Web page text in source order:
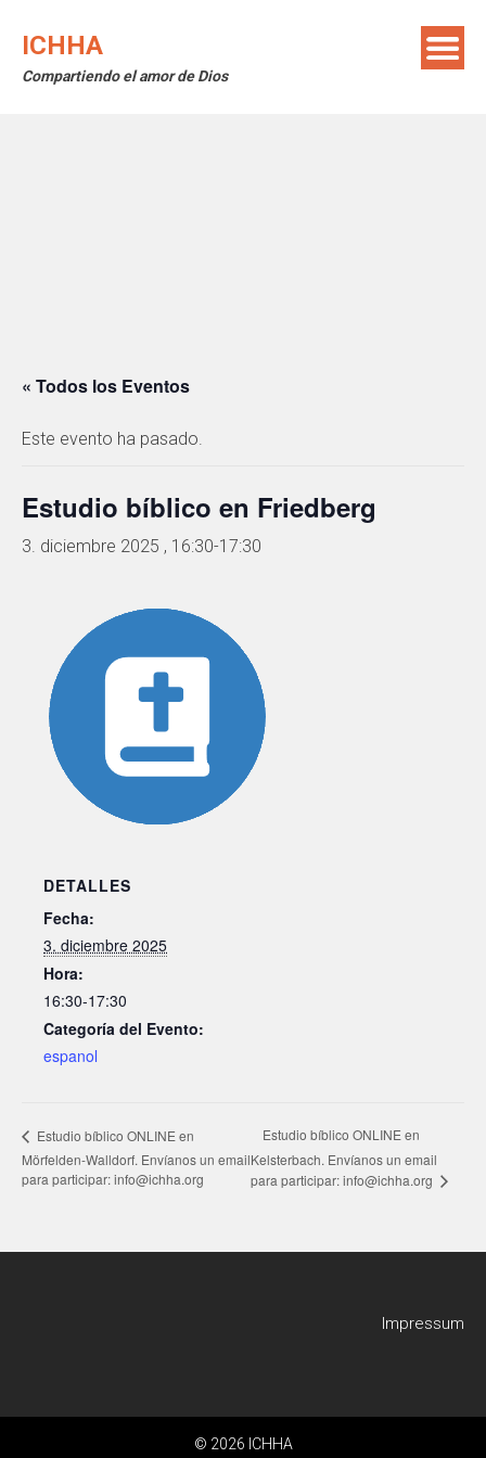
ICHHA
Compartiendo el amor de Dios
« Todos los Eventos
Este evento ha pasado.
Estudio bíblico en Friedberg
3. diciembre 2025 , 16:30-17:30
DETALLES
Fecha:
3. diciembre 2025
Hora:
16:30-17:30
Categoría del Evento:
espanol
Estudio bíblico ONLINE en
Mörfelden-Walldorf. Envíanos un email
para participar: info@ichha.org
Estudio bíblico ONLINE en
Kelsterbach. Envíanos un email
para participar: info@ichha.org
Impressum
© 2026 ICHHA